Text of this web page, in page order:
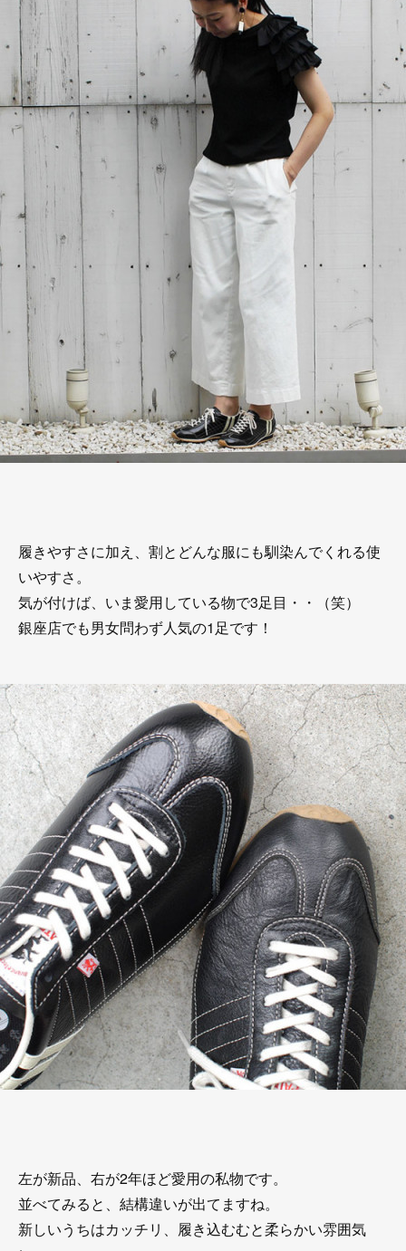
履きやすさに加え、割とどんな服にも馴染んでくれる使
いやすさ。
気が付けば、いま愛用している物で3足目・・（笑）
銀座店でも男女問わず人気の1足です！
左が新品、右が2年ほど愛用の私物です。
並べてみると、結構違いが出てますね。
新しいうちはカッチリ、履き込むむと柔らかい雰囲気